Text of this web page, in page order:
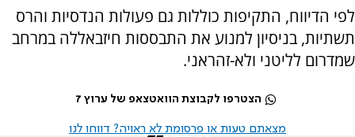
לפי הדיווח, התקיפות כוללות גם פעולות הנדסיות והרס
תשתיות, בניסיון למנוע את התבססות חיזבאללה במרחב
שמדרום לליטני ולא-זהראני.
הצטרפו לקבוצת הוואטצאפ של ערוץ 7
מצאתם טעות או פרסומת לא ראויה? דווחו לנו